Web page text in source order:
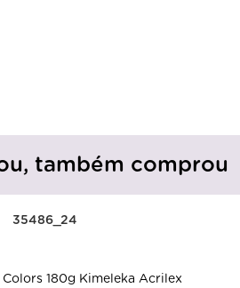
também comprou
180g Kimeleka Acrilex